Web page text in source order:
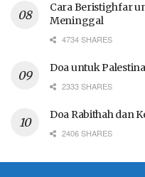
Cara Beristighfar
Meninggal
4734 SHARES
Doa untuk
2333 SHARES
Doa Rabithah dan
2406 SHARES